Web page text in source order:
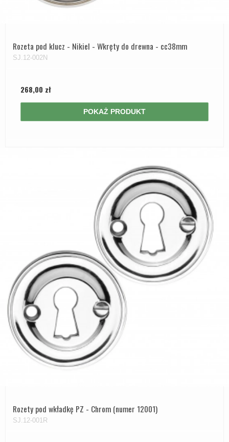
Rozeta pod klucz - Nikiel - Wkręty do drewna - cc38mm
SJ.12-002N
268,00 zł
POKAŻ PRODUKT
Rozety pod wkładkę PZ - Chrom (numer 12001)
SJ.12-001R